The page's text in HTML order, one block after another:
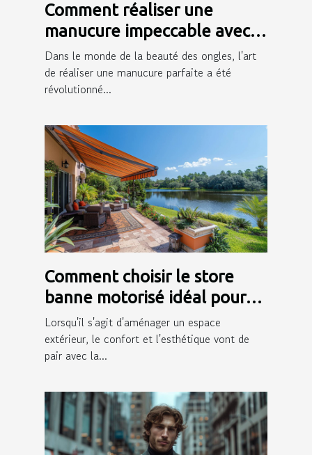
Comment réaliser une
manucure impeccable avec
des autocollants pour ongles
Dans le monde de la beauté des ongles, l'art
de réaliser une manucure parfaite a été
révolutionné...
Comment choisir le store
banne motorisé idéal pour
votre extérieur
Lorsqu'il s'agit d'aménager un espace
extérieur, le confort et l'esthétique vont de
pair avec la...